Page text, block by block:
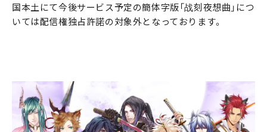
国本土にて今後サービス予定の簡体字版「战刻夜想曲」につ
いては配信権独占許諾の対象外となっております。